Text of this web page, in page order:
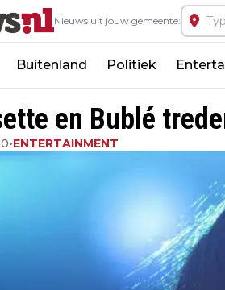
Nieuws uit jouw gemeente:
Buitenland Politiek
en Bublé
•ENTERTAINMENT